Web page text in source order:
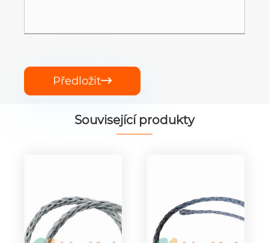
Předložit
Související produkty